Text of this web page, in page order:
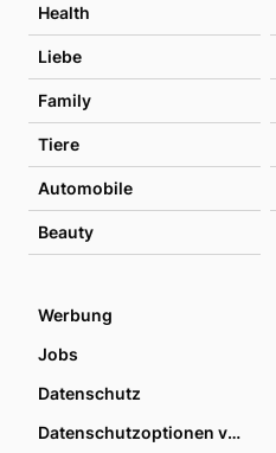
Health
Liebe
Family
Tiere
Automobile
Beauty
Werbung
Jobs
Datenschutz
Datenschutzoptionen verwalten